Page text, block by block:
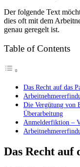
Der folgende Text
dies oft mit dem
genau geregelt ist.
Table of Contents
Das Recht auf das
Die Vergütung von
Überarbeitung
Anmelderfiktion –
Das Recht auf